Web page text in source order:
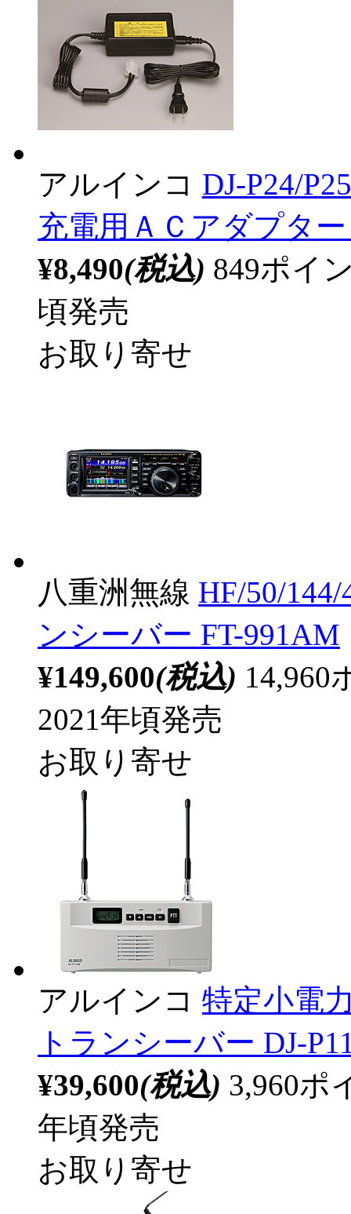
アルインコ DJ-P24/
充電用ＡＣアダプター
¥8,490(税込) 849ポイ
頃発売
お取り寄せ
八重洲無線 HF/50/
ンシーバー FT-991AM
¥149,600(税込) 14,960
2021年頃発売
お取り寄せ
アルインコ 特定小電
トランシーバー DJ-
¥39,600(税込) 3,960ポ
年頃発売
お取り寄せ